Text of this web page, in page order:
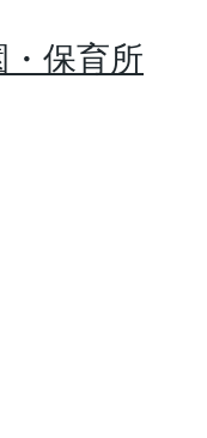
保育所